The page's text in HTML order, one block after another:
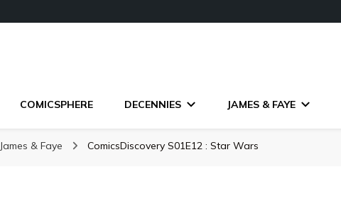
COMICSPHERE DECENNIES JAMES & FAYE
James & Faye ComicsDiscovery S01E12 : Star Wars